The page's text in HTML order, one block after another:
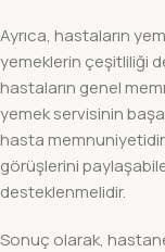
Ayrıca, hastaların
yemeklerin çeşitliliği
hastaların genel
yemek servisinin
hasta
görüşlerini
desteklenmelidir.
Sonuç olarak,